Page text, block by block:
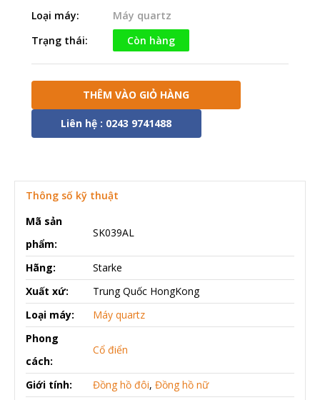
Loại máy:
Máy quartz
Trạng thái:
Còn hàng
THÊM VÀO GIỎ HÀNG
Liên hệ : 0243 9741488
Thông số kỹ thuật
Mã sản
phẩm:
SK039AL
Hãng:
Starke
Xuất xứ:
Trung Quốc HongKong
Loại máy:
Máy quartz
Phong
cách:
Cổ điển
Giới tính: Đồng hồ đôi, Đồng hồ nữ